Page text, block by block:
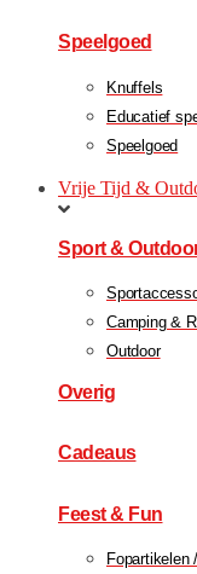
Speelgoed
Knuffels
Educatief
Speelgoed
Vrije Tijd &
Sport &
Camping &
Outdoor
Overig
Cadeaus
Feest & Fun
Fopartikelen